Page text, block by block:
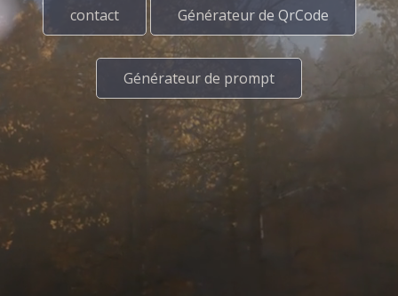
contact Générateur de QrCode
Générateur de prompt